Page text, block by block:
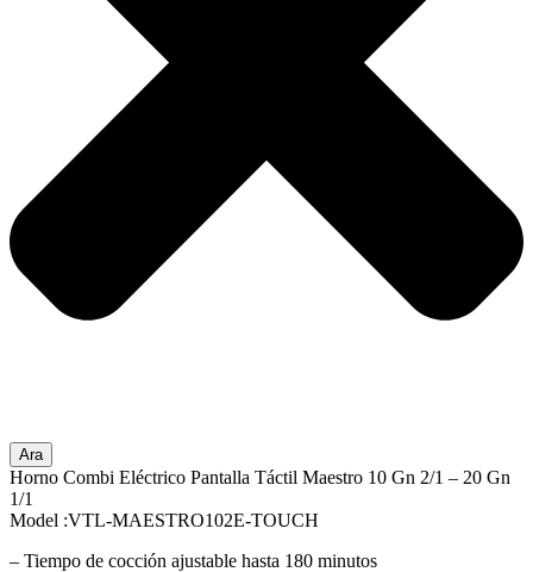
Ara
Horno Combi Eléctrico Pantalla Táctil Maestro 10 Gn 2/1 – 20 Gn
1/1
Model :VTL-MAESTRO102E-TOUCH
– Tiempo de cocción ajustable hasta 180 minutos